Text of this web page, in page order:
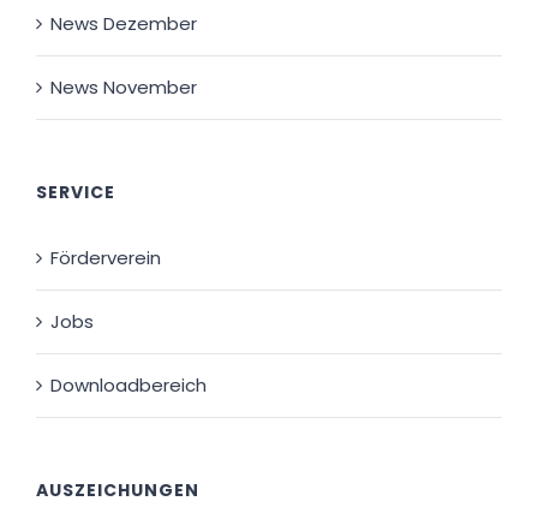
News Dezember
News November
SERVICE
Förderverein
Jobs
Downloadbereich
AUSZEICHUNGEN